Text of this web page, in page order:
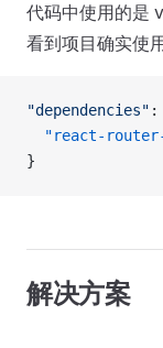
代码中使用的是
看到项目确实使
"dependencies" :
"react-
}
解决方案